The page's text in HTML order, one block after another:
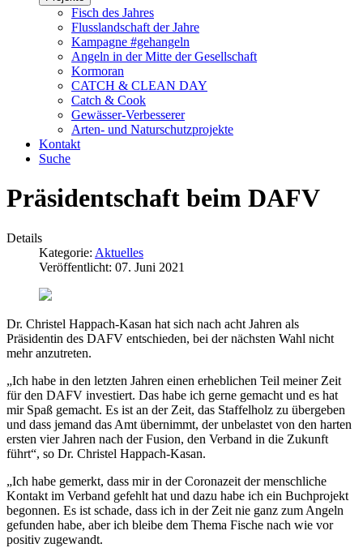
Fisch des Jahres
Flusslandschaft der Jahre
Kampagne #gehangeln
Angeln in der Mitte der Gesellschaft
Kormoran
CATCH & CLEAN DAY
Catch & Cook
Gewässer-Verbesserer
Arten- und Naturschutzprojekte
Kontakt
Suche
Präsidentschaft beim DAFV
Details
Kategorie: Aktuelles
Veröffentlicht: 07. Juni 2021
Dr. Christel Happach-Kasan hat sich nach acht Jahren als
Präsidentin des DAFV entschieden, bei der nächsten Wahl nicht
mehr anzutreten.
„Ich habe in den letzten Jahren einen erheblichen Teil meiner Zeit
für den DAFV investiert. Das habe ich gerne gemacht und es hat
mir Spaß gemacht. Es ist an der Zeit, das Staffelholz zu übergeben
und dass jemand das Amt übernimmt, der unbelastet von den harten
ersten vier Jahren nach der Fusion, den Verband in die Zukunft
führt“, so Dr. Christel Happach-Kasan.
„Ich habe gemerkt, dass mir in der Coronazeit der menschliche
Kontakt im Verband gefehlt hat und dazu habe ich ein Buchprojekt
begonnen. Es ist schade, dass ich in der Zeit nie ganz zum Angeln
gefunden habe, aber ich bleibe dem Thema Fische nach wie vor
positiv zugewandt.